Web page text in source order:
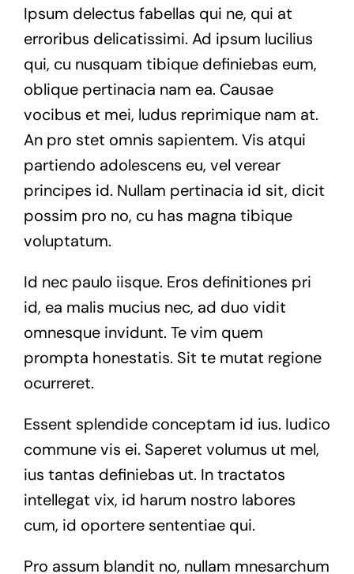
Ipsum delectus fabellas qui ne, qui at
erroribus delicatissimi. Ad ipsum lucilius
qui, cu nusquam tibique definiebas eum,
oblique pertinacia nam ea. Causae
vocibus et mei, ludus reprimique nam at.
An pro stet omnis sapientem. Vis atqui
partiendo adolescens eu, vel verear
principes id. Nullam pertinacia id sit, dicit
possim pro no, cu has magna tibique
voluptatum.
Id nec paulo iisque. Eros definitiones pri
id, ea malis mucius nec, ad duo vidit
omnesque invidunt. Te vim quem
prompta honestatis. Sit te mutat regione
ocurreret.
Essent splendide conceptam id ius. Iudico
commune vis ei. Saperet volumus ut mel,
ius tantas definiebas ut. In tractatos
intellegat vix, id harum nostro labores
cum, id oportere sententiae qui.
Pro assum blandit no, nullam mnesarchum